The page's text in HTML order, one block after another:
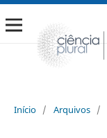
Início / Arquivos /